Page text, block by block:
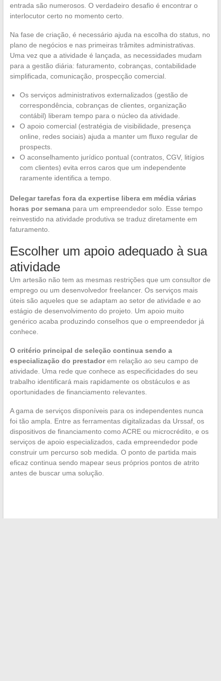
entrada são numerosos. O verdadeiro desafio é encontrar o
interlocutor certo no momento certo.
Na fase de criação, é necessário ajuda na escolha do status, no
plano de negócios e nas primeiras trâmites administrativas.
Uma vez que a atividade é lançada, as necessidades mudam
para a gestão diária: faturamento, cobranças, contabilidade
simplificada, comunicação, prospecção comercial.
Os serviços administrativos externalizados (gestão de
correspondência, cobranças de clientes, organização
contábil) liberam tempo para o núcleo da atividade.
O apoio comercial (estratégia de visibilidade, presença
online, redes sociais) ajuda a manter um fluxo regular de
prospects.
O aconselhamento jurídico pontual (contratos, CGV, litígios
com clientes) evita erros caros que um independente
raramente identifica a tempo.
Delegar tarefas fora da expertise libera em média várias
horas por semanapara um empreendedor solo. Esse tempo
reinvestido na atividade produtiva se traduz diretamente em
faturamento.
Escolher um apoio adequado à sua
atividade
Um artesão não tem as mesmas restrições que um consultor de
emprego ou um desenvolvedor freelancer. Os serviços mais
úteis são aqueles que se adaptam ao setor de atividade e ao
estágio de desenvolvimento do projeto. Um apoio muito
genérico acaba produzindo conselhos que o empreendedor já
conhece.
O critério principal de seleção continua sendo a
especialização do prestadorem relação ao seu campo de
atividade. Uma rede que conhece as especificidades do seu
trabalho identificará mais rapidamente os obstáculos e as
oportunidades de financiamento relevantes.
A gama de serviços disponíveis para os independentes nunca
foi tão ampla. Entre as ferramentas digitalizadas da Urssaf, os
dispositivos de financiamento como ACRE ou microcrédito, e os
serviços de apoio especializados, cada empreendedor pode
construir um percurso sob medida. O ponto de partida mais
eficaz continua sendo mapear seus próprios pontos de atrito
antes de buscar uma solução.